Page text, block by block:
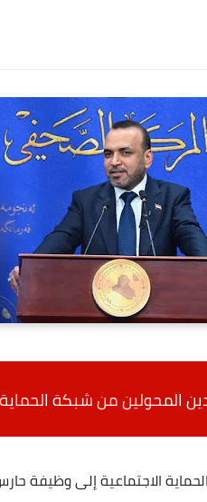
المحولين من شبكة
الاجتماعية إلى وظيفة